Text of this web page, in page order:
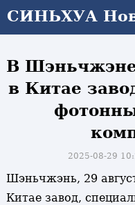
СИНЬХУА
СИНЬХУА
В
в Китае
2025-08-29
Шэньчжэнь, 29
Китае завод,